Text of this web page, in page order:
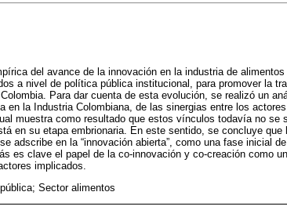
del avance de la innovación en la industria de
a nivel de política pública institucional, para promover la
Para dar cuenta de esta evolución, se realizó un
en la Industria Colombiana, de las sinergias entre los
muestra como resultado que estos vínculos todavía no se
en su etapa embrionaria. En este sentido, se concluye que
adscribe en la “innovación abierta”, como una fase inicial
es clave el papel de la co-innovación y co-creación como
implicados.
Sector alimentos